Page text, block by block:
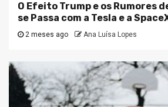
O Efeito Trump e os Rumores
se Passa com a Tesla e a
2 meses ago Ana Luísa Lopes